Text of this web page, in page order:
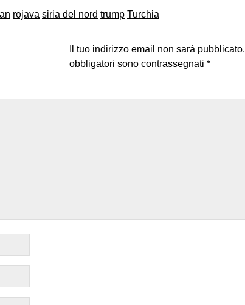
rojava siria del nord trump Turchia
Il tuo indirizzo email non sarà pubblicato.
obbligatori sono contrassegnati *